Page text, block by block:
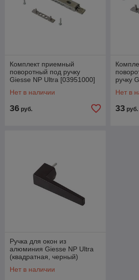
Комплект приемный
поворотный под ручку
Giesse NP Ultra [03951000]
Нет в наличии
36 руб.
ручку
Нет в
33 руб.
Ручка для окон из
алюминия Giesse NP Ultra
(квадратная, черный)
Нет в наличии